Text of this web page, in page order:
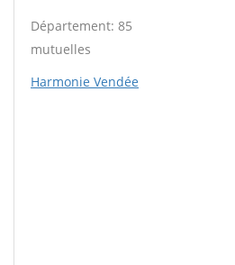
Département: 85
mutuelles
Harmonie Vendée